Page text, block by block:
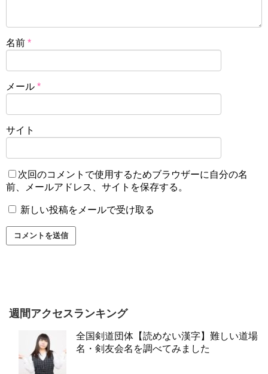
名前 *
メール *
サイト
次回のコメントで使用するためブラウザーに自分の名
前、メールアドレス、サイトを保存する。
新しい投稿をメールで受け取る
週間アクセスランキング
全国剣道団体【読めない漢字】難しい道場
名・剣友会名を調べてみました